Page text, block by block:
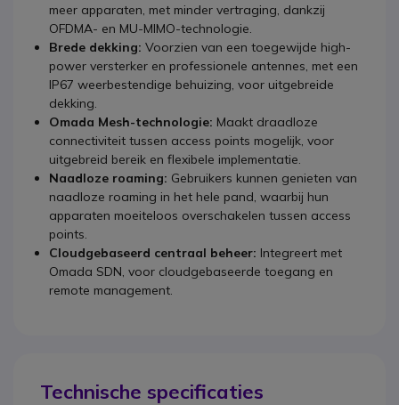
meer apparaten, met minder vertraging, dankzij
OFDMA- en MU-MIMO-technologie.
Brede dekking: Voorzien van een toegewijde high-
power versterker en professionele antennes, met een
IP67 weerbestendige behuizing, voor uitgebreide
dekking.
Omada Mesh-technologie: Maakt draadloze
connectiviteit tussen access points mogelijk, voor
uitgebreid bereik en flexibele implementatie.
Naadloze roaming: Gebruikers kunnen genieten van
naadloze roaming in het hele pand, waarbij hun
apparaten moeiteloos overschakelen tussen access
points.
Cloudgebaseerd centraal beheer: Integreert met
Omada SDN, voor cloudgebaseerde toegang en
remote management.
Technische specificaties